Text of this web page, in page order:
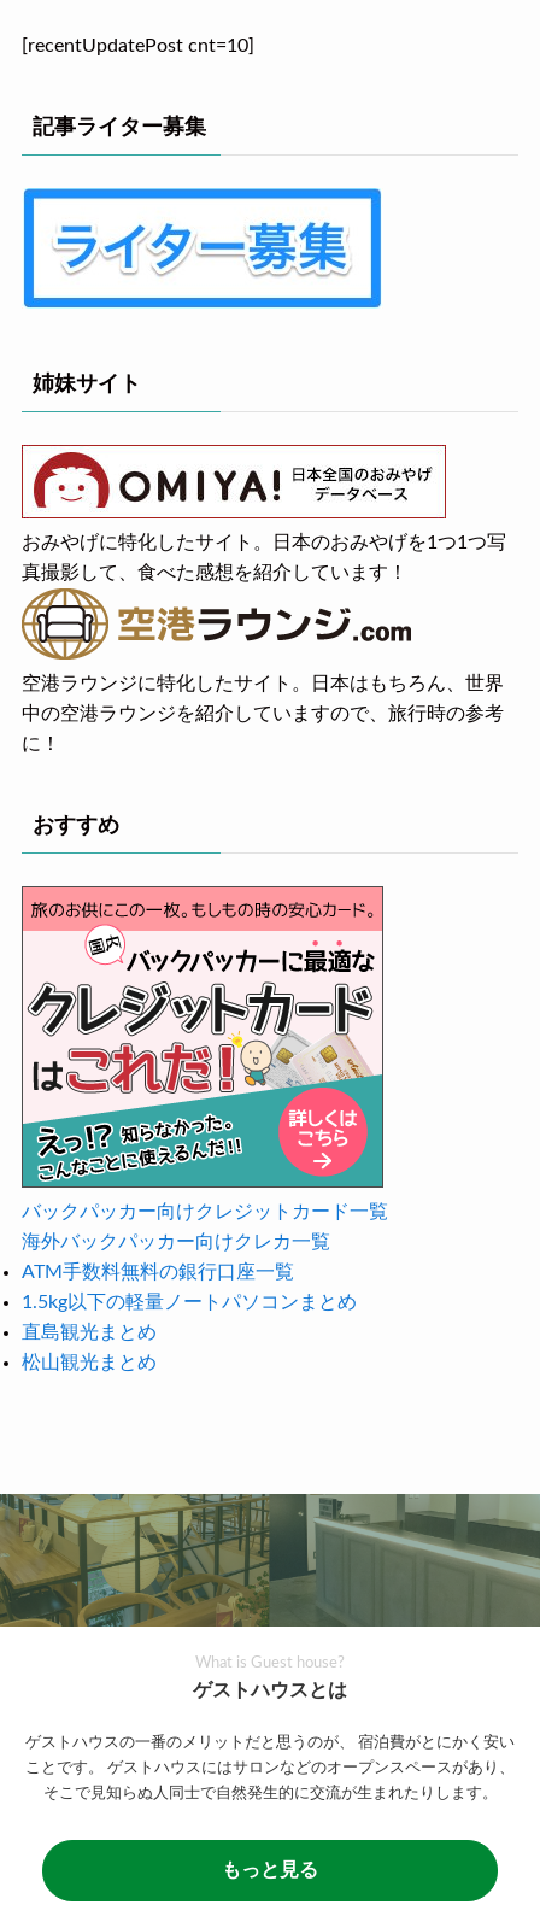
[recentUpdatePost cnt=10]
記事ライター募集
姉妹サイト
おみやげに特化したサイト。日本のおみやげを1つ1つ写
真撮影して、食べた感想を紹介しています！
空港ラウンジに特化したサイト。日本はもちろん、世界
中の空港ラウンジを紹介していますので、旅行時の参考
に！
おすすめ
バックパッカー向けクレジットカード一覧
海外バックパッカー向けクレカ一覧
ATM手数料無料の銀行口座一覧
1.5kg以下の軽量ノートパソコンまとめ
直島観光まとめ
松山観光まとめ
What is Guest house?
ゲストハウスとは
ゲストハウスの一番のメリットだと思うのが、
宿泊費がとにかく安い
ことです。
ゲストハウスにはサロンなどのオープンスペースがあり、
そこで見知らぬ人同士で自然発生的に交流が生まれたりします。
もっと見る